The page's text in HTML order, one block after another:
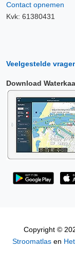
Contact opnemen
Kvk: 61380431
Veelgestelde
Download
Copyright ©
Stroomatlasen